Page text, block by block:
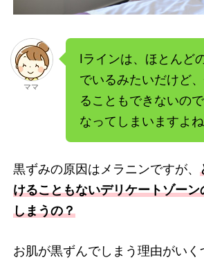
ママ
Iラインは、ほとんど
でいるみたいだけど
ることもできないの
なってしまいますよね
黒ずみの原因はメラニンですが、
けることもないデリケートゾー
しまうの？
お肌が黒ずんでしまう理由がいく